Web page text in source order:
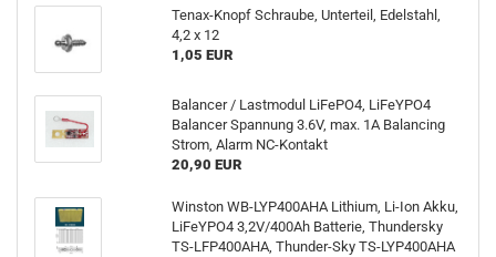
Tenax-Knopf Schraube, Unterteil, Edelstahl,
4,2 x 12
1,05 EUR
Balancer / Lastmodul LiFePO4, LiFeYPO4
Balancer Spannung 3.6V, max. 1A Balancing
Strom, Alarm NC-Kontakt
20,90 EUR
Winston WB-LYP400AHA Lithium, Li-Ion Akku,
LiFeYPO4 3,2V/400Ah Batterie, Thundersky
TS-LFP400AHA, Thunder-Sky TS-LYP400AHA